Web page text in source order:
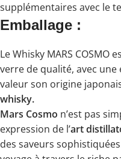
supplémentaires avec le
Emballage :
Le Whisky MARS
verre de qualité, avec
valeur son origine
whisky.
Mars Cosmo n’est pas
expression de l’art
des saveurs